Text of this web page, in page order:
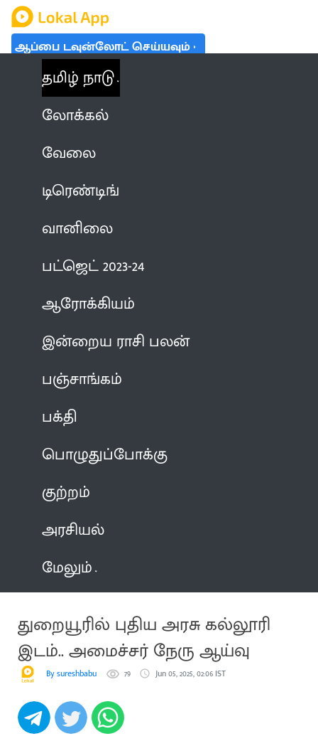
ஆப்பை டவுன்லோட் செய்யவும்
தமிழ் நாடு
லோக்கல்
வேலை
டிரெண்டிங்
வானிலை
பட்ஜெட் 2023-24
ஆரோக்கியம்
இன்றைய ராசி பலன்
பஞ்சாங்கம்
பக்தி
பொழுதுப்போக்கு
குற்றம்
அரசியல்
மேலும்
துறையூரில் புதிய அரசு கல்லூரி
இடம்.. அமைச்சர் நேரு ஆய்வு
By sureshbabu 79 Jun 05, 2025, 02:06 IST